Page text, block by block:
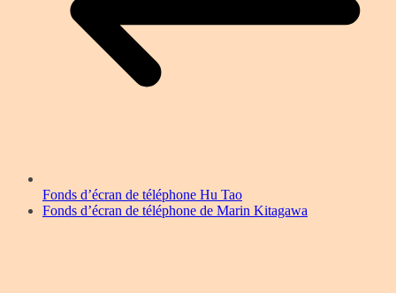
Fonds d’écran de téléphone Hu Tao
Fonds d’écran de téléphone de Marin Kitagawa